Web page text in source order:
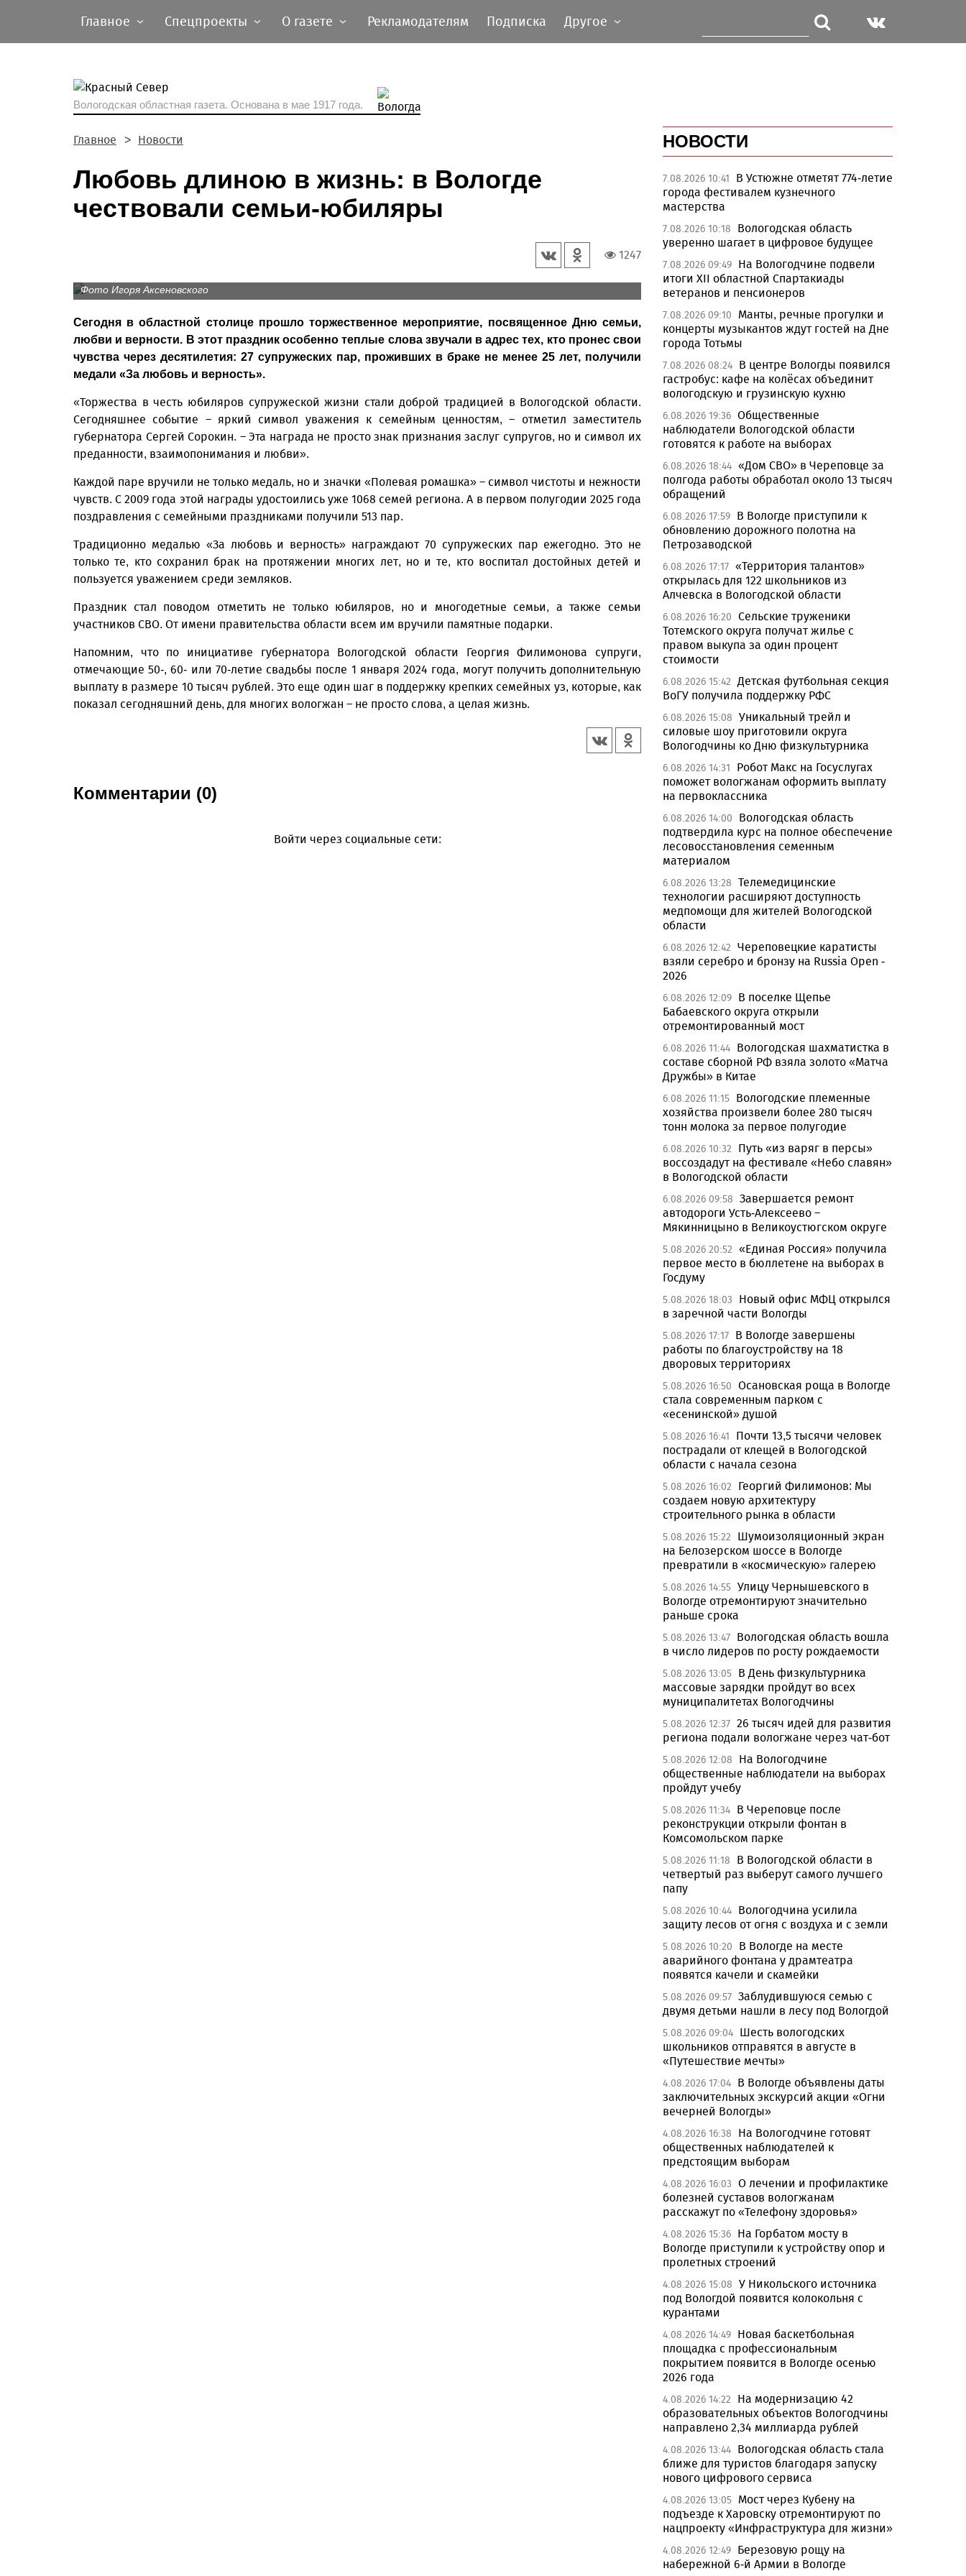
Главное Спецпроекты О газете Рекламодателям Подписка Другое
Вологодская областная газета. Основана в мае 1917 года.
Главное Новости
Любовь длиною в жизнь: в Вологде
чествовали семьи-юбиляры
1247
Фото Игоря Аксеновского
Сегодня в областной столице прошло торжественное мероприятие, посвященное Дню семьи,
любви и верности. В этот праздник особенно теплые слова звучали в адрес тех, кто пронес свои
чувства через десятилетия: 27 супружеских пар, проживших в браке не менее 25 лет, получили
медали «За любовь и верность».
«Торжества в честь юбиляров супружеской жизни стали доброй традицией в Вологодской области.
Сегодняшнее событие – яркий символ уважения к семейным ценностям, – отметил заместитель
губернатора Сергей Сорокин. – Эта награда не просто знак признания заслуг супругов, но и символ их
преданности, взаимопонимания и любви».
Каждой паре вручили не только медаль, но и значки «Полевая ромашка» – символ чистоты и нежности
чувств. С 2009 года этой награды удостоились уже 1068 семей региона. А в первом полугодии 2025 года
поздравления с семейными праздниками получили 513 пар.
Традиционно медалью «За любовь и верность» награждают 70 супружеских пар ежегодно. Это не
только те, кто сохранил брак на протяжении многих лет, но и те, кто воспитал достойных детей и
пользуется уважением среди земляков.
Праздник стал поводом отметить не только юбиляров, но и многодетные семьи, а также семьи
участников СВО. От имени правительства области всем им вручили памятные подарки.
Напомним, что по инициативе губернатора Вологодской области Георгия Филимонова супруги,
отмечающие 50-, 60- или 70-летие свадьбы после 1 января 2024 года, могут получить дополнительную
выплату в размере 10 тысяч рублей. Это еще один шаг в поддержку крепких семейных уз, которые, как
показал сегодняшний день, для многих вологжан – не просто слова, а целая жизнь.
Комментарии (0)
Войти через социальные сети:
НОВОСТИ
7.08.2026 10:41
В Устюжне отметят 774-летие
города фестивалем кузнечного
мастерства
7.08.2026 10:18
Вологодская область
уверенно шагает в цифровое будущее
7.08.2026 09:49 На Вологодчине подвели
итоги XII областной Спартакиады
ветеранов и пенсионеров
7.08.2026 09:10
Манты, речные прогулки и
концерты музыкантов ждут гостей на Дне
города Тотьмы
7.08.2026 08:24 В центре Вологды появился
гастробус: кафе на колёсах объединит
вологодскую и грузинскую кухню
6.08.2026 19:36 Общественные
наблюдатели Вологодской области
готовятся к работе на выборах
6.08.2026 18:44 «Дом СВО» в Череповце за
полгода работы обработал около 13 тысяч
обращений
6.08.2026 17:59 В Вологде приступили к
обновлению дорожного полотна на
Петрозаводской
6.08.2026 17:17 «Территория талантов»
открылась для 122 школьников из
Алчевска в Вологодской области
6.08.2026 16:20 Сельские труженики
Тотемского округа получат жилье с
правом выкупа за один процент
стоимости
6.08.2026 15:42 Детская футбольная секция
ВоГУ получила поддержку РФС
6.08.2026 15:08 Уникальный трейл и
силовые шоу приготовили округа
Вологодчины ко Дню физкультурника
6.08.2026 14:31
Робот Макс на Госуслугах
поможет вологжанам оформить выплату
на первоклассника
6.08.2026 14:00
Вологодская область
подтвердила курс на полное обеспечение
лесовосстановления семенным
материалом
6.08.2026 13:28 Телемедицинские
технологии расширяют доступность
медпомощи для жителей Вологодской
области
6.08.2026 12:42 Череповецкие каратисты
взяли серебро и бронзу на Russia Open -
2026
6.08.2026 12:09 В поселке Щепье
Бабаевского округа открыли
отремонтированный мост
6.08.2026 11:44 Вологодская шахматистка в
составе сборной РФ взяла золото «Матча
Дружбы» в Китае
6.08.2026 11:15 Вологодские племенные
хозяйства произвели более 280 тысяч
тонн молока за первое полугодие
6.08.2026 10:32
Путь «из варяг в персы»
воссоздадут на фестивале «Небо славян»
в Вологодской области
6.08.2026 09:58 Завершается ремонт
автодороги Усть-Алексеево –
Мякинницыно в Великоустюгском округе
5.08.2026 20:52 «Единая Россия» получила
первое место в бюллетене на выборах в
Госдуму
5.08.2026 18:03
Новый офис МФЦ открылся
в заречной части Вологды
5.08.2026 17:17 В Вологде завершены
работы по благоустройству на 18
дворовых территориях
5.08.2026 16:50 Осановская роща в Вологде
стала современным парком с
«есенинской» душой
5.08.2026 16:41
Почти 13,5 тысячи человек
пострадали от клещей в Вологодской
области с начала сезона
5.08.2026 16:02
Георгий Филимонов: Мы
создаем новую архитектуру
строительного рынка в области
5.08.2026 15:22
Шумоизоляционный экран
на Белозерском шоссе в Вологде
превратили в «космическую» галерею
5.08.2026 14:55 Улицу Чернышевского в
Вологде отремонтируют значительно
раньше срока
5.08.2026 13:47 Вологодская область вошла
в число лидеров по росту рождаемости
5.08.2026 13:05 В День физкультурника
массовые зарядки пройдут во всех
муниципалитетах Вологодчины
5.08.2026 12:37 26 тысяч идей для развития
региона подали вологжане через чат-бот
5.08.2026 12:08
На Вологодчине
общественные наблюдатели на выборах
пройдут учебу
5.08.2026 11:34 В Череповце после
реконструкции открыли фонтан в
Комсомольском парке
5.08.2026 11:18
В Вологодской области в
четвертый раз выберут самого лучшего
папу
5.08.2026 10:44 Вологодчина усилила
защиту лесов от огня с воздуха и с земли
5.08.2026 10:20
В Вологде на месте
аварийного фонтана у драмтеатра
появятся качели и скамейки
5.08.2026 09:57 Заблудившуюся семью с
двумя детьми нашли в лесу под Вологдой
5.08.2026 09:04 Шесть вологодских
школьников отправятся в августе в
«Путешествие мечты»
4.08.2026 17:04 В Вологде объявлены даты
заключительных экскурсий акции «Огни
вечерней Вологды»
4.08.2026 16:38
На Вологодчине готовят
общественных наблюдателей к
предстоящим выборам
4.08.2026 16:03 О лечении и профилактике
болезней суставов вологжанам
расскажут по «Телефону здоровья»
4.08.2026 15:36 На Горбатом мосту в
Вологде приступили к устройству опор и
пролетных строений
4.08.2026 15:08 У Никольского источника
под Вологдой появится колокольня с
курантами
4.08.2026 14:49 Новая баскетбольная
площадка с профессиональным
покрытием появится в Вологде осенью
2026 года
4.08.2026 14:22
На модернизацию 42
образовательных объектов Вологодчины
направлено 2,34 миллиарда рублей
4.08.2026 13:44 Вологодская область стала
ближе для туристов благодаря запуску
нового цифрового сервиса
4.08.2026 13:05 Мост через Кубену на
подъезде к Харовску отремонтируют по
нацпроекту «Инфраструктура для жизни»
4.08.2026 12:49 Березовую рощу на
набережной 6-й Армии в Вологде